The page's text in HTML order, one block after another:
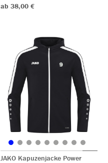
ab 38,00 €
JAKO Kapuzenjacke Power